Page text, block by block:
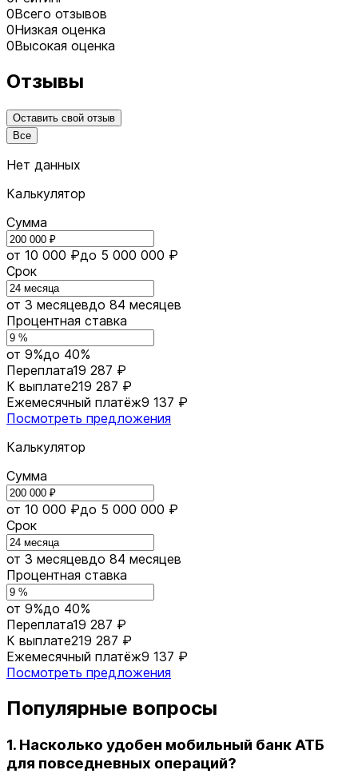
0Всего отзывов
0Низкая оценка
0Высокая оценка
Отзывы
Оставить свой отзыв
Все
Нет данных
Калькулятор
Сумма
от 10 000 ₽до 5 000 000 ₽
Срок
от 3 месяцевдо 84 месяцев
Процентная ставка
от 9%до 40%
Переплата19 287 ₽
К выплате219 287 ₽
Ежемесячный платёж9 137 ₽
Посмотреть предложения
Калькулятор
Сумма
от 10 000 ₽до 5 000 000 ₽
Срок
от 3 месяцевдо 84 месяцев
Процентная ставка
от 9%до 40%
Переплата19 287 ₽
К выплате219 287 ₽
Ежемесячный платёж9 137 ₽
Посмотреть предложения
Популярные вопросы
1. Насколько удобен мобильный банк АТБ
для повседневных операций?